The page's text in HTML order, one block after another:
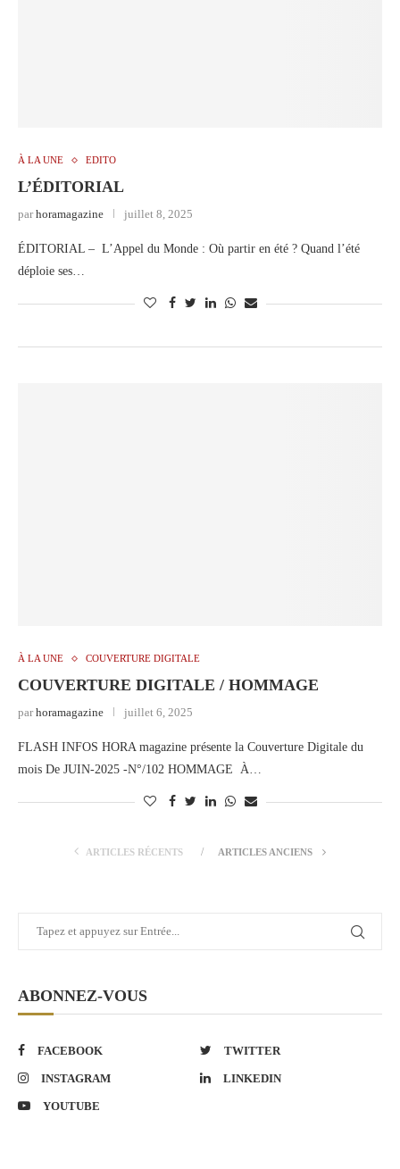
À LA UNE EDITO
L’ÉDITORIAL
parhoramagazine juillet 8, 2025
ÉDITORIAL – L’Appel du Monde : Où partir en été ? Quand l’été
déploie ses…
À LA UNE COUVERTURE DIGITALE
COUVERTURE DIGITALE / HOMMAGE
parhoramagazine juillet 6, 2025
FLASH INFOS HORA magazine présente la Couverture Digitale du
mois De JUIN-2025 -N°/102 HOMMAGE À…
ARTICLES RÉCENTS ARTICLES ANCIENS
ABONNEZ-VOUS
FACEBOOK TWITTER
INSTAGRAM LINKEDIN
YOUTUBE